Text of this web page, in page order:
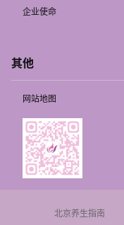
企业使命
其他
网站地图
北京养生指南